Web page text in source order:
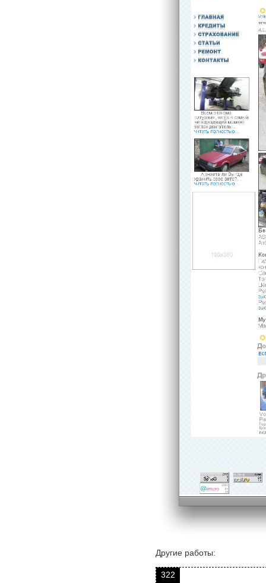
Другие работы:
322